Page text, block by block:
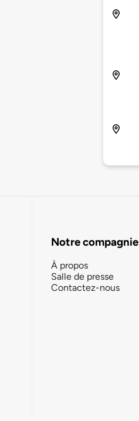
Notre compagnie
À propos
Salle de presse
Contactez-nous